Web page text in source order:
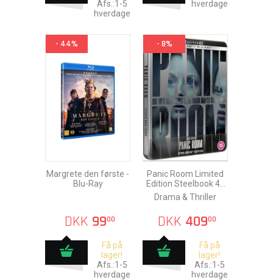
Afs.:1-5
hverdage
hverdage
- 44%
Margrete den første -
Blu-Ray
DKK 9900
Få på
lager!
Afs.:1-5
hverdage
- 8%
Panic Room Limited
Edition Steelbook 4K
Ultra HD + Blu-Ray
Drama & Thriller
DKK 40900
Få på
lager!
Afs.:1-5
hverdage